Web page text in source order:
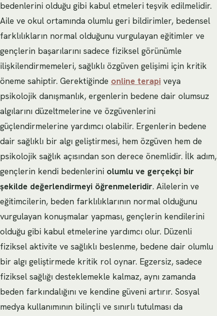
bedenlerini olduğu gibi kabul etmeleri teşvik edilmelidir.
Aile ve okul ortamında olumlu geri bildirimler, bedensel
farklılıkların normal olduğunu vurgulayan eğitimler ve
gençlerin başarılarını sadece fiziksel görünümle
ilişkilendirmemeleri, sağlıklı özgüven gelişimi için kritik
öneme sahiptir. Gerektiğinde online terapi veya
psikolojik danışmanlık, ergenlerin bedene dair olumsuz
algılarını düzeltmelerine ve özgüvenlerini
güçlendirmelerine yardımcı olabilir. Ergenlerin bedene
dair sağlıklı bir algı geliştirmesi, hem özgüven hem de
psikolojik sağlık açısından son derece önemlidir. İlk adım,
gençlerin kendi bedenlerini olumlu ve gerçekçi bir
şekilde değerlendirmeyi öğrenmeleridir. Ailelerin ve
eğitimcilerin, beden farklılıklarının normal olduğunu
vurgulayan konuşmalar yapması, gençlerin kendilerini
olduğu gibi kabul etmelerine yardımcı olur. Düzenli
fiziksel aktivite ve sağlıklı beslenme, bedene dair olumlu
bir algı geliştirmede kritik rol oynar. Egzersiz, sadece
fiziksel sağlığı desteklemekle kalmaz, aynı zamanda
beden farkındalığını ve kendine güveni artırır. Sosyal
medya kullanımının bilinçli ve sınırlı tutulması da